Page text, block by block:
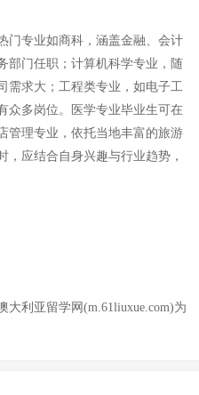
门专业如商科，涵盖金融、会计
部门任职；计算机科学专业，随
需求大；工程类专业，如电子工
众多岗位。医学专业毕业生可在
管理专业，依托当地丰富的旅游
，应结合自身兴趣与行业趋势，
大利亚留学网(m.61liuxue.com)为